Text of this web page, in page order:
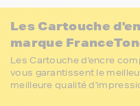
Les Cartouche
marque
Les Cartouche d'encre
vous garantissent le
meilleure qualité